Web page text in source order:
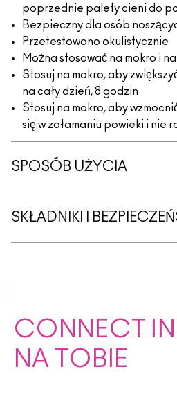
poprzednie palety cieni do
Bezpieczny dla osób
Przetestowano okulistycznie
Można stosować na mokro i
Stosuj na mokro, aby
na cały dzień, 8 godzin
Stosuj na mokro, aby
się w załamaniu powieki i nie
SPOSÓB UŻYCIA
SKŁADNIKI I
CONNECT
NA TOBIE